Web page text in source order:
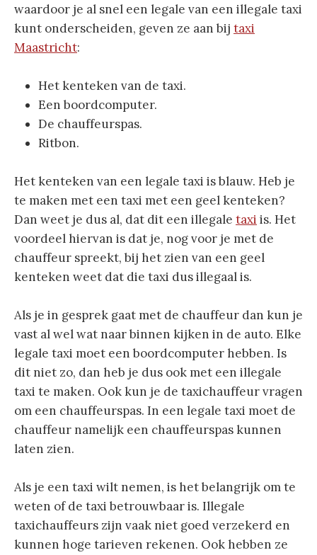
waardoor je al snel een legale van een illegale taxi
kunt onderscheiden, geven ze aan bij taxi
Maastricht:
Het kenteken van de taxi.
Een boordcomputer.
De chauffeurspas.
Ritbon.
Het kenteken van een legale taxi is blauw. Heb je
te maken met een taxi met een geel kenteken?
Dan weet je dus al, dat dit een illegale taxi is. Het
voordeel hiervan is dat je, nog voor je met de
chauffeur spreekt, bij het zien van een geel
kenteken weet dat die taxi dus illegaal is.
Als je in gesprek gaat met de chauffeur dan kun je
vast al wel wat naar binnen kijken in de auto. Elke
legale taxi moet een boordcomputer hebben. Is
dit niet zo, dan heb je dus ook met een illegale
taxi te maken. Ook kun je de taxichauffeur vragen
om een chauffeurspas. In een legale taxi moet de
chauffeur namelijk een chauffeurspas kunnen
laten zien.
Als je een taxi wilt nemen, is het belangrijk om te
weten of de taxi betrouwbaar is. Illegale
taxichauffeurs zijn vaak niet goed verzekerd en
kunnen hoge tarieven rekenen. Ook hebben ze